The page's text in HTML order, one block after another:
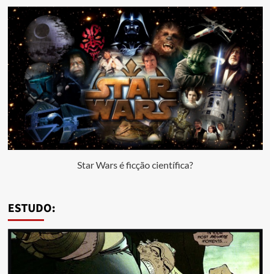
Star Wars é ficção científica?
ESTUDO: